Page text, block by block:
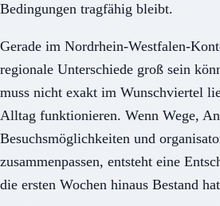
Bedingungen tragfähig bleibt.
Gerade im Nordrhein-Westfalen-
regionale Unterschiede groß sein
muss nicht exakt im Wunschviertel
Alltag funktionieren. Wenn Wege,
Besuchsmöglichkeiten und
zusammenpassen, entsteht eine
die ersten Wochen hinaus Bestand